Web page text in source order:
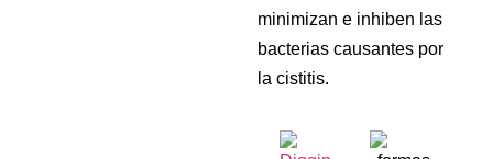
minimizan e inhiben las
bacterias causantes por
la cistitis.